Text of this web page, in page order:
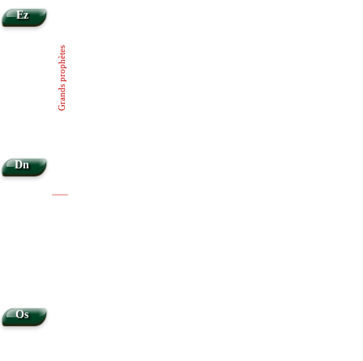
Ez
Dn
Os
Grands prophètes